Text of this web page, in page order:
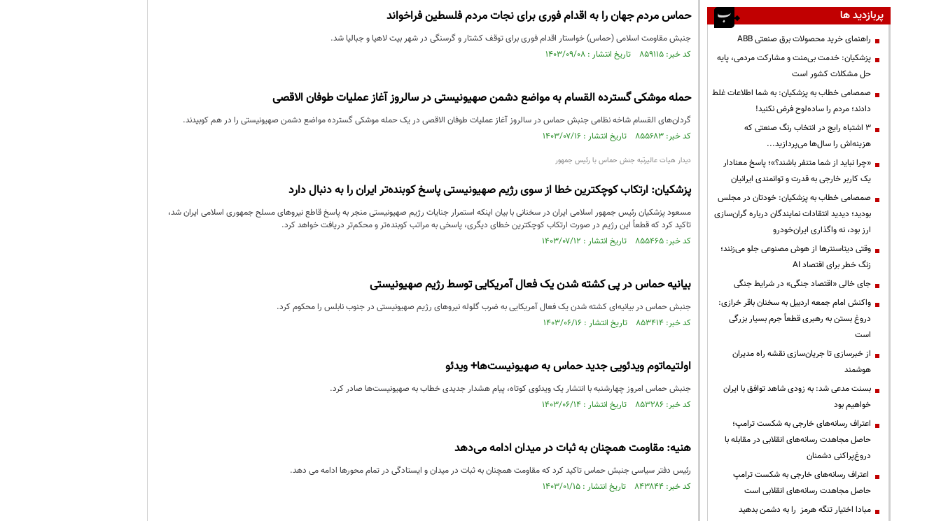
حماس مردم جهان را به اقدام فوری برای نجات مردم فلسطین فراخواند
جنبش مقاومت اسلامی (حماس) خواستار اقدام فوری برای توقف کشتار و گرسنگی در شهر بیت لاهیا و جبالیا شد.
کد خبر: ۸۵۹۱۱۵ تاریخ انتشار : ۱۴۰۳/۰۹/۰۸
حمله موشکی گسترده القسام به مواضع دشمن صهیونیستی در سالروز آغاز عملیات طوفان الاقصی
گردان‌های القسام شاخه نظامی جنبش حماس در سالروز آغاز عملیات طوفان الاقصی در یک حمله موشکی گسترده مواضع دشمن صهیونیستی را در هم کوبیدند.
کد خبر: ۸۵۵۶۸۳ تاریخ انتشار : ۱۴۰۳/۰۷/۱۶
دیدار هیات عالیرتبه جنش حماس با رئیس جمهور
پزشکیان: ارتکاب کوچکترین خطا از سوی رژیم صهیونیستی پاسخ کوبنده‌تر ایران را به دنبال دارد
مسعود پزشکیان رئیس جمهور اسلامی ایران در سخنانی با بیان اینکه استمرار جنایات رژیم صهیونیستی منجر به پاسخ قاطع نیروهای مسلح جمهوری اسلامی ایران شد،
تاکید کرد که قطعاً این رژیم در صورت ارتکاب کوچکترین خطای دیگری، پاسخی به مراتب کوبنده‌تر و محکم‌تر دریافت خواهد کرد.
کد خبر: ۸۵۵۴۶۵ تاریخ انتشار : ۱۴۰۳/۰۷/۱۲
بیانیه حماس در پی کشته شدن یک فعال آمریکایی توسط رژیم صهیونیستی
جنبش حماس در بیانیه‌ای کشته شدن یک فعال آمریکایی به ضرب گلوله نیروهای رژیم صهیونیستی در جنوب نابلس را محکوم کرد.
کد خبر: ۸۵۳۴۱۴ تاریخ انتشار : ۱۴۰۳/۰۶/۱۶
اولتیماتوم ویدئویی جدید حماس به صهیونیست‌ها+ ویدئو
جنبش حماس امروز چهارشنبه با انتشار یک ویدئوی کوتاه، پیام هشدار جدیدی خطاب به صهیونیست‌ها صادر کرد.
کد خبر: ۸۵۳۲۸۶ تاریخ انتشار : ۱۴۰۳/۰۶/۱۴
هنیه: مقاومت همچنان به ثبات در میدان ادامه می‌دهد
رئیس دفتر سیاسی جنبش حماس تاکید کرد که مقاومت همچنان به ثبات در میدان و ایستادگی در تمام محورها ادامه می دهد.
کد خبر: ۸۴۳۸۴۴ تاریخ انتشار : ۱۴۰۳/۰۱/۱۵
پربازدید ها
راهنمای خرید محصولات برق صنعتی ABB
پزشکیان: خدمت بی‌منت و مشارکت مردمی، پایه
حل مشکلات کشور است
صمصامی خطاب به پزشکیان: به شما اطلاعات غلط
دادند؛ مردم را ساده‌لوح فرض نکنید!
3 اشتباه رایج در انتخاب رنگ صنعتی که
هزینه‌اش را سال‌ها می‌پردازید...
«چرا نباید از شما متنفر باشند؟»؛ پاسخ معنادار
یک کاربر خارجی به قدرت و توانمندی ایرانیان
صمصامی خطاب به پزشکیان: خودتان در مجلس
بودید؛ دیدید انتقادات نمایندگان درباره گران‌سازی
ارز بود، نه واگذاری ایران‌خودرو
وقتی دیتاسنترها از هوش مصنوعی جلو می‌زنند؛
زنگ خطر برای اقتصاد AI
جای خالی «اقتصاد جنگی» در شرایط جنگی
واکنش امام جمعه اردبیل به سخنان باقر خرازی:
دروغ بستن به رهبری قطعاً جرم بسیار بزرگی
است
از خبرسازی تا جریان‌سازی نقشه راه مدیران
هوشمند
بسنت مدعی شد: به زودی شاهد توافق با ایران
خواهیم بود
اعتراف رسانه‌های خارجی به شکست ترامپ؛
حاصل مجاهدت رسانه‌های انقلابی در مقابله با
دروغ‌پراکنی دشمنان
اعتراف رسانه‌های خارجی به شکست ترامپ
حاصل مجاهدت رسانه‌های انقلابی است
مبادا اختیار تنگه هرمز را به دشمن بدهید